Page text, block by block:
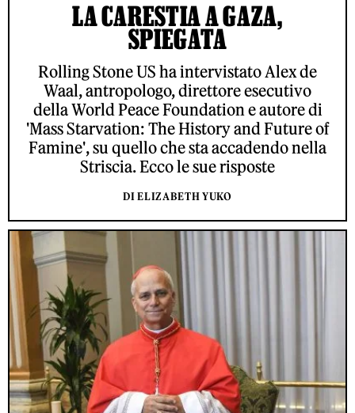
LA CARESTIA A GAZA,
SPIEGATA
Rolling Stone US ha intervistato Alex de
Waal, antropologo, direttore esecutivo
della World Peace Foundation e autore di
'Mass Starvation: The History and Future of
Famine', su quello che sta accadendo nella
Striscia. Ecco le sue risposte
DI ELIZABETH YUKO